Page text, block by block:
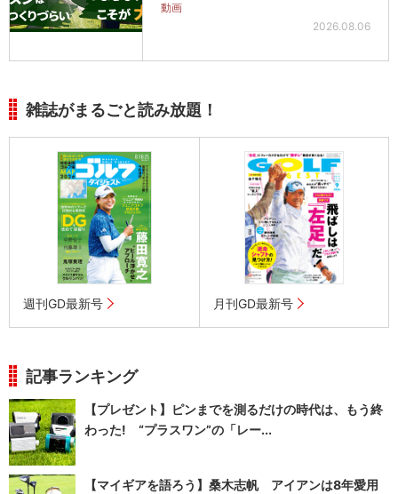
動画
2026.08.06
雑誌がまるごと読み放題！
週刊GD最新号 月刊GD最新号
記事ランキング
【プレゼント】ピンまでを測るだけの時代は、もう終
わった! “プラスワン”の「レー...
【マイギアを語ろう】桑木志帆 アイアンは8年愛用